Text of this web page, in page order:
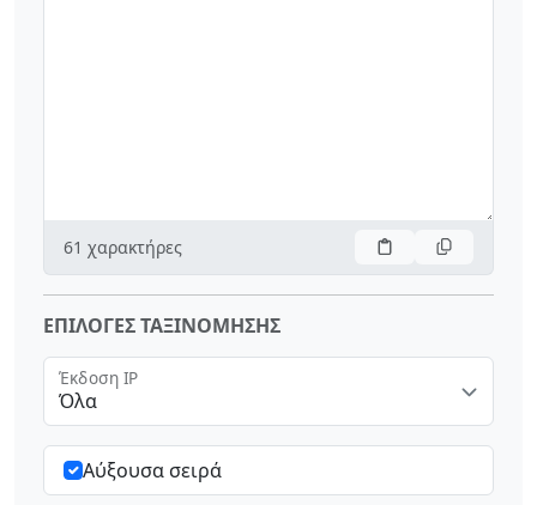
61 χαρακτήρες
ΕΠΙΛΟΓΈΣ ΤΑΞΙΝΌΜΗΣΗΣ
Όλα
Έκδοση IP
Αύξουσα σειρά